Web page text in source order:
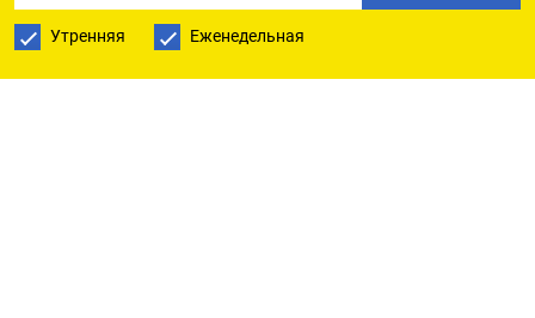
Утренняя Еженедельная
03.02.2023 2,398 2,308 0,090 96,25% 3,75%
27.01.2023 2,398 2,308 0,090 96,25% 3,75%